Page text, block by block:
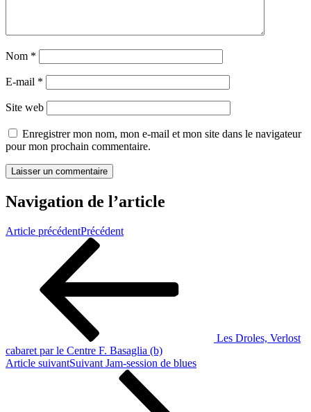
Nom *
E-mail *
Site web
Enregistrer mon nom, mon e-mail et mon site dans le navigateur
pour mon prochain commentaire.
Navigation de l’article
Article précédentPrécédent
Les Droles, Verlost
cabaret par le Centre F. Basaglia (b)
Article suivantSuivant Jam-session de blues